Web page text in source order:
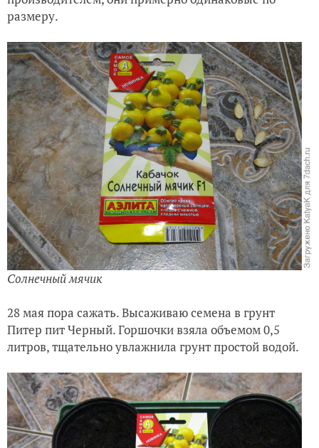
размеру.
Солнечный мячик
28 мая пора сажать. Высаживаю семена в грунт
Питер пит Черный. Горшочки взяла объемом 0,5
литров, тщательно увлажнила грунт простой водой.